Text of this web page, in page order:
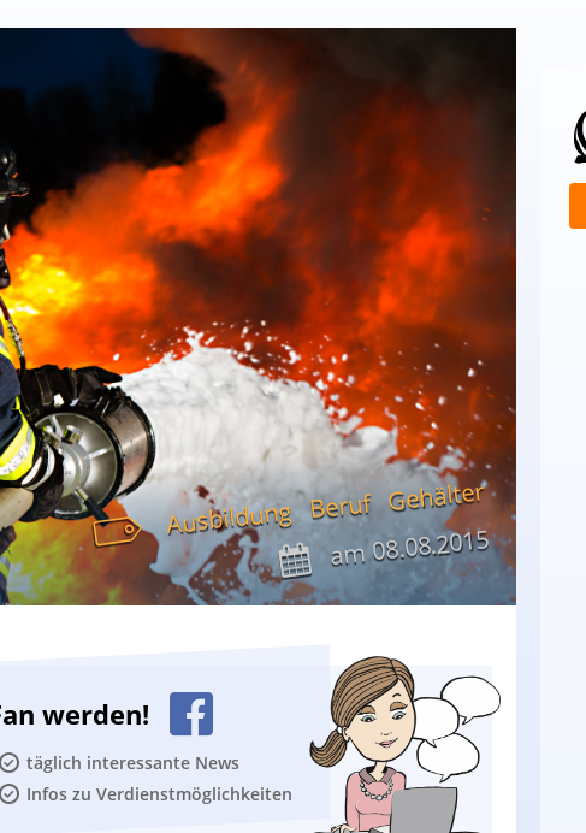
Ausbildung Beruf Gehälter
am08.08.2015
werden!
täglich interessante News
Infos zu Verdienstmöglichkeiten